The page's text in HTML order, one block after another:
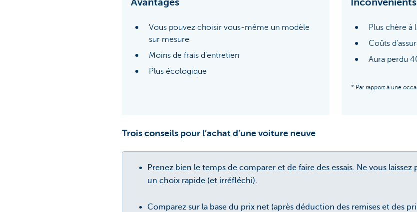
Avantages
Vous pouvez choisir vous-même un modèle
sur mesure
Moins de frais d’entretien
Plus écologique
Inconvénients
Plus chère à
Coûts
Aura perdu
* Par rapport à une
Trois conseils pour l’achat d’une voiture neuve
Prenez bien le temps de comparer et de faire des essais. Ne vous
un choix rapide (et irréfléchi).
Comparez sur la base du prix net (après déduction des remises et des